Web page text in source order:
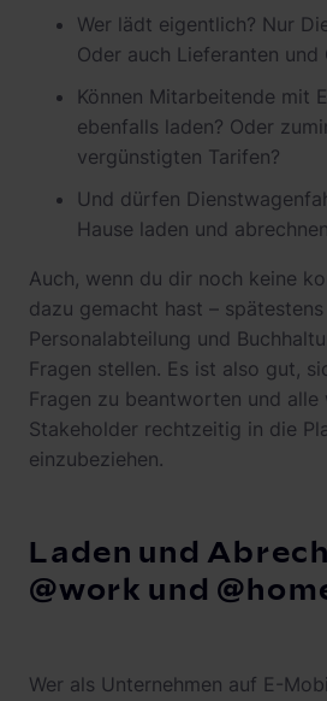
Wer lädt eigentlich? Nur
Oder auch Lieferanten und
Können Mitarbeitende mit
ebenfalls laden? Oder
vergünstigten Tarifen?
Und dürfen
Hause laden und
Auch, wenn du dir noch keine
dazu gemacht hast –
Personalabteilung und
Fragen stellen. Es ist also gut,
Fragen zu beantworten und alle
Stakeholder rechtzeitig in die
einzubeziehen.
Laden und
@work und
Wer als Unternehmen auf E-